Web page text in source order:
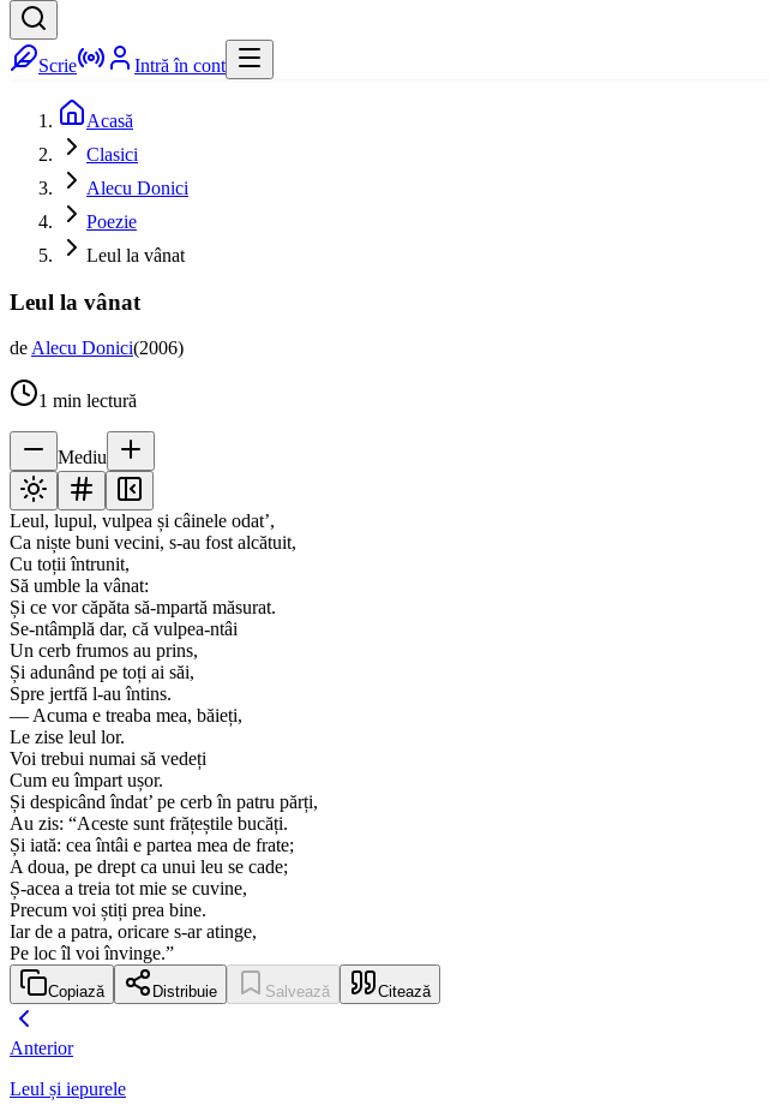
Scrie Intră în cont
Acasă
Clasici
Alecu Donici
Poezie
Leul la vânat
Leul la vânat
deAlecu Donici(2006)
1 min lectură
Mediu
Leul, lupul, vulpea și câinele odat’,
Ca niște buni vecini, s-au fost alcătuit,
Cu toții întrunit,
Să umble la vânat:
Și ce vor căpăta să-mpartă măsurat.
Se-ntâmplă dar, că vulpea-ntâi
Un cerb frumos au prins,
Și adunând pe toți ai săi,
Spre jertfă l-au întins.
— Acuma e treaba mea, băieți,
Le zise leul lor.
Voi trebui numai să vedeți
Cum eu împart ușor.
Și despicând îndat’ pe cerb în patru părți,
Au zis: “Aceste sunt frățeștile bucăți.
Și iată: cea întâi e partea mea de frate;
A doua, pe drept ca unui leu se cade;
Ș-acea a treia tot mie se cuvine,
Precum voi știți prea bine.
Iar de a patra, oricare s-ar atinge,
Pe loc îl voi învinge.”
Copiază Distribuie Salvează Citează
Anterior
Leul și iepurele